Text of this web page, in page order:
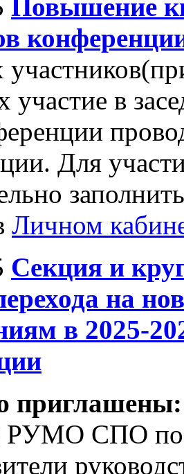
Повышение
в
Для
Личном
Секция и
на
в 2025-
приглашены:
СПО по